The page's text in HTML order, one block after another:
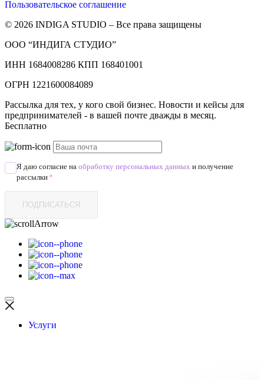
Пользовательское соглашение
© 2026 INDIGA STUDIO – Все права защищены
ООО “ИНДИГА СТУДИО”
ИНН 1684008286 КПП 168401001
ОГРН 1221600084089
Рассылка для тех, у кого свой бизнес. Новости и кейсы для
предпринимателей - в вашей почте дважды в месяц.
Бесплатно
Я даю согласие на обработку персональных данных и получение
рассылки*
ПОДПИСАТЬСЯ
Услуги